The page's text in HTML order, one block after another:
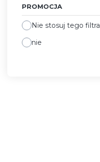
PROMOCJA
Nie stosuj tego filtra
nie